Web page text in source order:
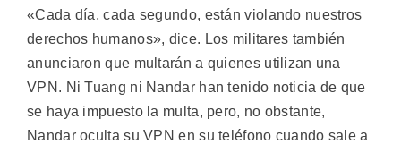
«Cada día, cada segundo, están violando nuestros
derechos humanos», dice. Los militares también
anunciaron que multarán a quienes utilizan una
VPN. Ni Tuang ni Nandar han tenido noticia de que
se haya impuesto la multa, pero, no obstante,
Nandar oculta su VPN en su teléfono cuando sale a